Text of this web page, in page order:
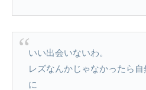
いい出会いないわ。
レズなんかじゃなかったら
に